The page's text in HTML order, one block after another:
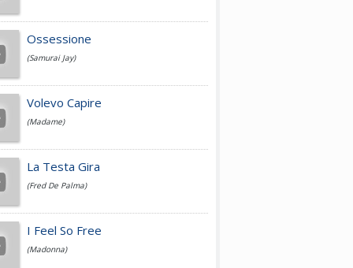
Cesare Cremonini
Jovanotti
Fedez
Simone Cristicchi
Ossessione
(Samurai Jay)
Volevo Capire
(Madame)
La Testa Gira
(Fred De Palma)
I Feel So Free
(Madonna)